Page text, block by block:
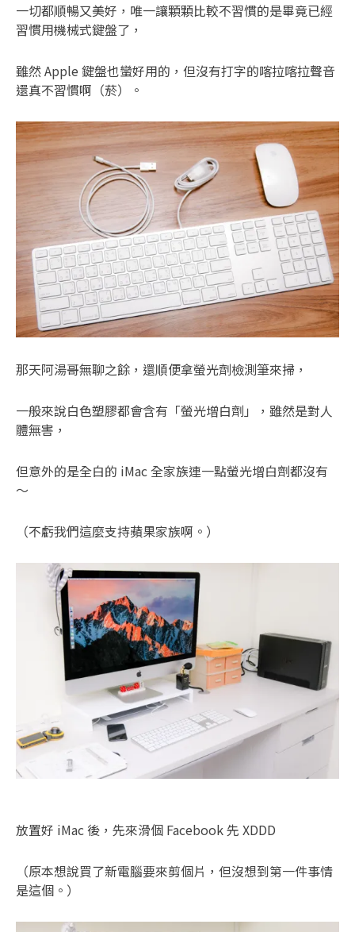
一切都順暢又美好，唯一讓顆顆比較不習慣的是畢竟已經
習慣用機械式鍵盤了，
雖然 Apple 鍵盤也蠻好用的，但沒有打字的喀拉喀拉聲音
還真不習慣啊（菸）。
那天阿湯哥無聊之餘，還順便拿螢光劑檢測筆來掃，
一般來說白色塑膠都會含有「螢光增白劑」，雖然是對人
體無害，
但意外的是全白的 iMac 全家族連一點螢光增白劑都沒有
～
（不虧我們這麼支持蘋果家族啊。）
放置好 iMac 後，先來滑個 Facebook 先 XDDD
（原本想說買了新電腦要來剪個片，但沒想到第一件事情
是這個。）